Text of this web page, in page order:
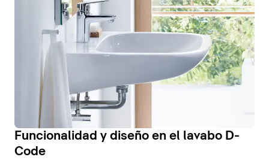
Funcionalidad y diseño en el lavabo D-
Code